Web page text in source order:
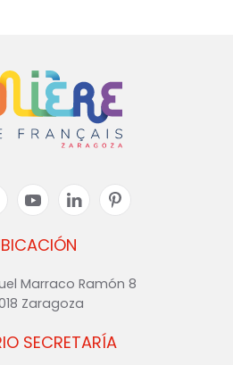
Marraco Ramón 8
Zaragoza
SECRETARÍA